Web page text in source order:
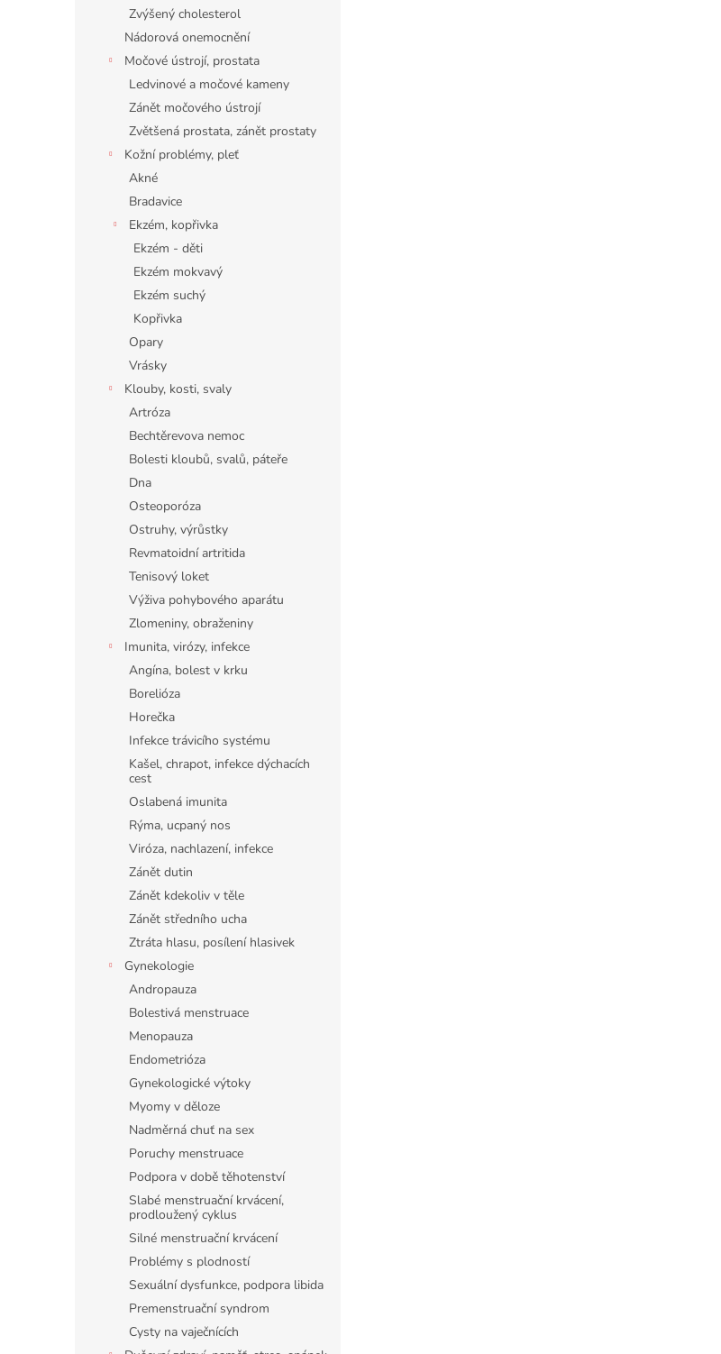
Zvýšený cholesterol
Nádorová onemocnění
Močové ústrojí, prostata
Ledvinové a močové kameny
Zánět močového ústrojí
Zvětšená prostata, zánět prostaty
Kožní problémy, pleť
Akné
Bradavice
Ekzém, kopřivka
Ekzém - děti
Ekzém mokvavý
Ekzém suchý
Kopřivka
Opary
Vrásky
Klouby, kosti, svaly
Artróza
Bechtěrevova nemoc
Bolesti kloubů, svalů, páteře
Dna
Osteoporóza
Ostruhy, výrůstky
Revmatoidní artritida
Tenisový loket
Výživa pohybového aparátu
Zlomeniny, obraženiny
Imunita, virózy, infekce
Angína, bolest v krku
Borelióza
Horečka
Infekce trávicího systému
Kašel, chrapot, infekce dýchacích
cest
Oslabená imunita
Rýma, ucpaný nos
Viróza, nachlazení, infekce
Zánět dutin
Zánět kdekoliv v těle
Zánět středního ucha
Ztráta hlasu, posílení hlasivek
Gynekologie
Andropauza
Bolestivá menstruace
Menopauza
Endometrióza
Gynekologické výtoky
Myomy v děloze
Nadměrná chuť na sex
Poruchy menstruace
Podpora v době těhotenství
Slabé menstruační krvácení,
prodloužený cyklus
Silné menstruační krvácení
Problémy s plodností
Sexuální dysfunkce, podpora libida
Premenstruační syndrom
Cysty na vaječnících